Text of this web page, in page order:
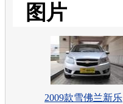
图片
2009款雪佛兰新乐